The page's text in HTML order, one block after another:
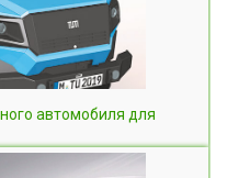
автомобиля для